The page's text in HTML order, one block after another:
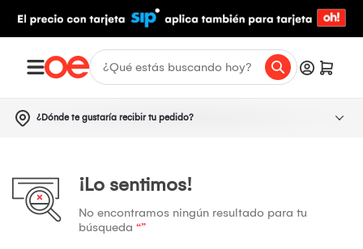
¿Dónde te gustaría recibir tu pedido?
¡Lo sentimos!
No encontramos ningún resultado para tu
búsqueda “”